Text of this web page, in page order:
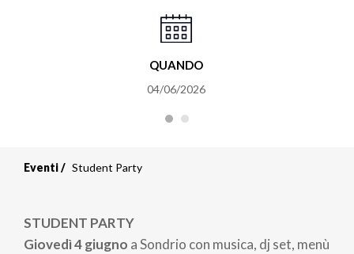
QUANDO
04/06/2026
Eventi Student Party
STUDENT PARTY
Giovedì 4 giugno a Sondrio con musica, dj set, menù